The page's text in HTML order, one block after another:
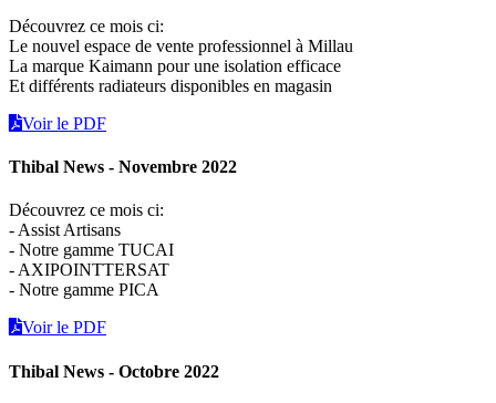
Découvrez ce mois ci:
Le nouvel espace de vente professionnel à Millau
La marque Kaimann pour une isolation efficace
Et différents radiateurs disponibles en magasin
Voir le PDF
Thibal News - Novembre 2022
Découvrez ce mois ci:
- Assist Artisans
- Notre gamme TUCAI
- AXIPOINTTERSAT
- Notre gamme PICA
Voir le PDF
Thibal News - Octobre 2022